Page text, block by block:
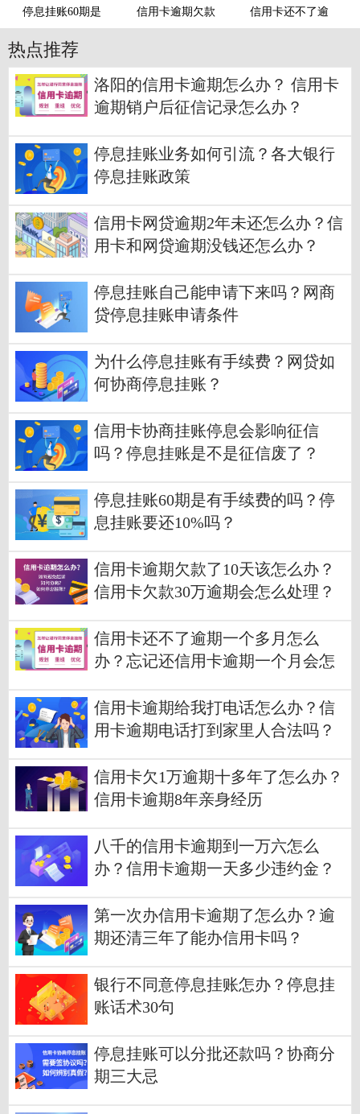
停息挂账60期是 信用卡逾期欠款 信用卡还不了逾
热点推荐
洛阳的信用卡逾期怎么办？ 信用卡
逾期销户后征信记录怎么办？
停息挂账业务如何引流？各大银行
停息挂账政策
信用卡网贷逾期2年未还怎么办？信
用卡和网贷逾期没钱还怎么办？
停息挂账自己能申请下来吗？网商
贷停息挂账申请条件
为什么停息挂账有手续费？网贷如
何协商停息挂账？
信用卡协商挂账停息会影响征信
吗？停息挂账是不是征信废了？
停息挂账60期是有手续费的吗？停
息挂账要还10%吗？
信用卡逾期欠款了10天该怎么办？
信用卡欠款30万逾期会怎么处理？
信用卡还不了逾期一个多月怎么
办？忘记还信用卡逾期一个月会怎
信用卡逾期给我打电话怎么办？信
用卡逾期电话打到家里人合法吗？
信用卡欠1万逾期十多年了怎么办？
信用卡逾期8年亲身经历
八千的信用卡逾期到一万六怎么
办？信用卡逾期一天多少违约金？
第一次办信用卡逾期了怎么办？逾
期还清三年了能办信用卡吗？
银行不同意停息挂账怎办？停息挂
账话术30句
停息挂账可以分批还款吗？协商分
期三大忌